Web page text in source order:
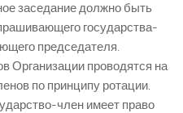
заседание должно быть
государства-
председателя.
Организации проводятся на
по принципу ротации.
член имеет право